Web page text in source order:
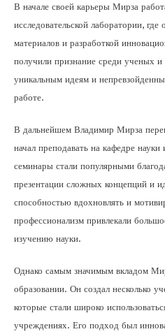
В начале своей карьеры Мирза
исследовательской лаборатории,
материалов и разработкой
получили признание среди ученых и
уникальным идеям и
работе.
В дальнейшем Владимир Мирза
начал преподавать на кафедре
семинары стали популярными
презентации сложных концепций и
способностью вдохновлять и
профессионализм привлекали
изучению науки.
Однако самым значимым вкладом
образовании. Он создал несколько
которые стали широко
учреждениях. Его подход был